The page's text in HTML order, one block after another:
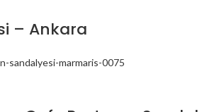
– Ankara